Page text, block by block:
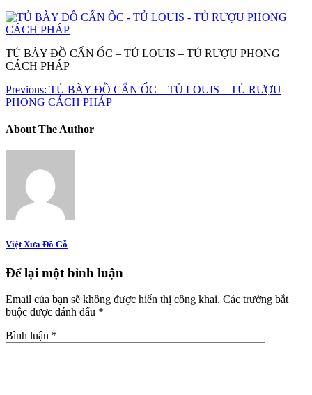
TỦ BÀY ĐỒ CẨN ỐC – TỦ LOUIS – TỦ RƯỢU PHONG
CÁCH PHÁP
Previous: TỦ BÀY ĐỒ CẨN ỐC – TỦ LOUIS – TỦ RƯỢU
PHONG CÁCH PHÁP
About The Author
Việt Xưa Đồ Gỗ
Để lại một bình luận
Email của bạn sẽ không được hiển thị công khai. Các trường bắt
buộc được đánh dấu *
Bình luận *